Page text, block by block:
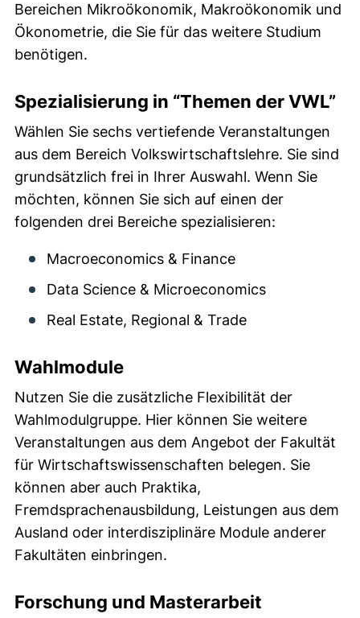
Bereichen Mikroökonomik, Makroökonomik und
Ökonometrie, die Sie für das weitere Studium
benötigen.
Spezialisierung in “Themen der VWL”
Wählen Sie sechs vertiefende Veranstaltungen
aus dem Bereich Volkswirtschaftslehre. Sie sind
grundsätzlich frei in Ihrer Auswahl. Wenn Sie
möchten, können Sie sich auf einen der
folgenden drei Bereiche spezialisieren:
Macroeconomics & Finance
Data Science & Microeconomics
Real Estate, Regional & Trade
Wahlmodule
Nutzen Sie die zusätzliche Flexibilität der
Wahlmodulgruppe. Hier können Sie weitere
Veranstaltungen aus dem Angebot der Fakultät
für Wirtschaftswissenschaften belegen. Sie
können aber auch Praktika,
Fremdsprachenausbildung, Leistungen aus dem
Ausland oder interdisziplinäre Module anderer
Fakultäten einbringen.
Forschung und Masterarbeit